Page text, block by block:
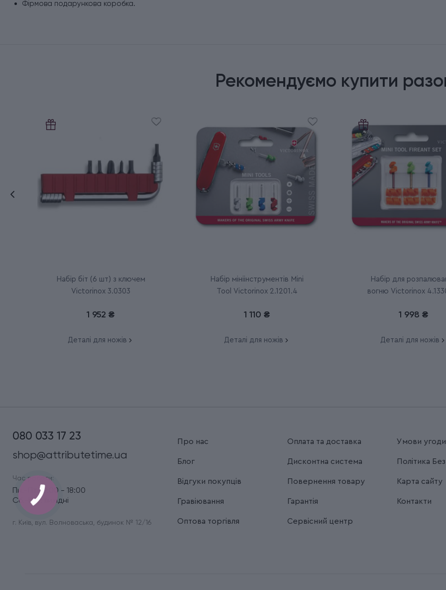
Фірмова подарункова коробка.
Рекомендуємо купити
Набір біт (6 шт) з ключем
Victorinox 3.0303
1 952 ₴
Деталі для ножів
Набір мініінструментів Mini
Tool Victorinox 2.1201.4
1 110 ₴
Деталі для ножів
Набір для
вогню Victorinox
1 998 ₴
Деталі для ножів
080 033 17 23
shop@attributetime.ua
Час роботи:
Пн.-Пт.: 9:00 - 18:00
Сб.-Нд.: вихідні
г. Київ, вул. Волноваська, будинок № 12/16
Про нас
Блог
Відгуки покупців
Гравіювання
Оптова торгівля
Оплата та доставка
Дисконтна система
Повернення товару
Гарантія
Сервісний центр
Умови угоди
Політика
Карта сайту
Контакти